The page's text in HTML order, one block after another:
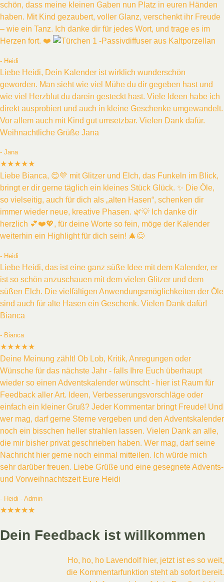
schön, dass meine kleinen Gaben nun Platz in euren Händen
haben. Mit Kind gezaubert, voller Glanz, verschenkt ihr Freude
– wie ein Tanz. Ich danke dir für jedes Wort, und trage es im
Herzen fort. ❤️
- Heidi
Liebe Heidi, Dein Kalender ist wirklich wunderschön
geworden. Man sieht wie viel Mühe du dir gegeben hast und
wie viel Herzblut du darein gesteckt hast. Viele Ideen habe ich
direkt ausprobiert und auch in kleine Geschenke umgewandelt.
Vor allem auch mit Kind gut umsetzbar. Vielen Dank dafür.
Weihnachtliche Grüße Jana
- Jana
★★★★★
Liebe Bianca, 😊💛 mit Glitzer und Elch, das Funkeln im Blick,
bringt er dir gerne täglich ein kleines Stück Glück. ✨ Die Öle,
so vielseitig, auch für dich als „alten Hasen“, schenken dir
immer wieder neue, kreative Phasen. 🌿💡 Ich danke dir
herzlich 💕❤️💖, für deine Worte so fein, möge der Kalender
weiterhin ein Highlight für dich sein! 🎄😊
- Heidi
Liebe Heidi, das ist eine ganz süße Idee mit dem Kalender, er
ist so schön anzuschauen mit dem vielen Glitzer und dem
süßen Elch. Die vielfältigen Anwendungsmöglichkeiten der Öle
sind auch für alte Hasen ein Geschenk. Vielen Dank dafür!
Bianca
- Bianca
★★★★★
Deine Meinung zählt! Ob Lob, Kritik, Anregungen oder
Wünsche für das nächste Jahr - falls Ihre Euch überhaupt
wieder so einen Adventskalender wünscht - hier ist Raum für
Feedback aller Art. Ideen, Verbesserungsvorschläge oder
einfach ein kleiner Gruß? Jeder Kommentar bringt Freude! Und
wer mag, darf gerne Sterne vergeben und den Adventskalender
noch ein bisschen heller strahlen lassen. Vielen Dank an alle,
die mir bisher privat geschrieben haben. Wer mag, darf seine
Nachricht hier gerne noch einmal mitteilen. Ich würde mich
sehr darüber freuen. Liebe Grüße und eine gesegnete Advents-
und Vorweihnachtszeit Eure Heidi
- Heidi - Admin
★★★★★
Dein Feedback ist willkommen
Ho, ho, ho Lavendolf hier, jetzt ist es so weit,
die Kommentarfunktion steht ab sofort bereit.